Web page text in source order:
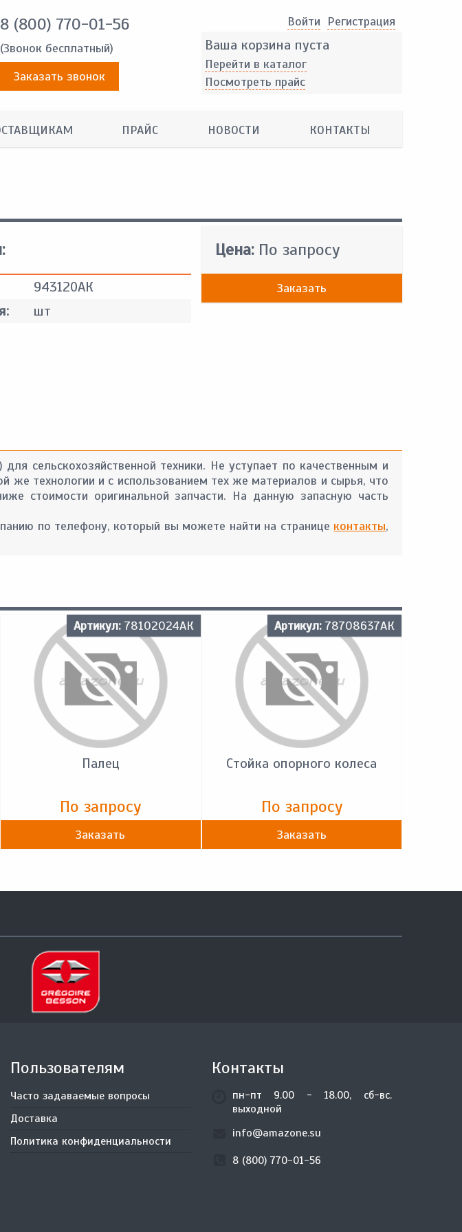
8 (800) 770-01-56
(Звонок бесплатный)
Заказать звонок
Войти Pегистрация
Ваша корзина пуста
Перейти в каталог
Посмотреть прайс
ПРАЙС НОВОСТИ КОНТАКТЫ
943120АК
шт
Цена: По запросу
Заказать
сельскохозяйственной техники. Не уступает по качественным и
же технологии и с использованием тех же материалов и сырья, что
стоимости оригинальной запчасти. На данную запасную часть
по телефону, который вы можете найти на странице контакты,
Артикул: 78102024АК
Палец
По запросу
Заказать
Артикул: 78708637АК
Стойка опорного колеса
По запросу
Заказать
Пользователям
Часто задаваемые вопросы
Доставка
Политика конфиденциальности
Контакты
пн-пт 9.00 - 18.00, сб-вс.
выходной
info@amazone.su
8 (800) 770-01-56